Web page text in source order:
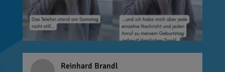
Reinhard Brandl